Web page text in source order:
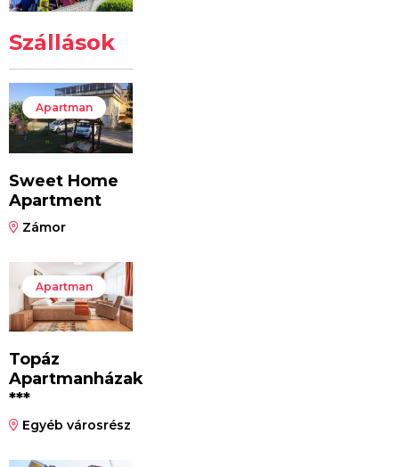
Szállások
Apartman
Sweet Home
Apartment
Zámor
Apartman
Topáz
Apartmanházak
***
Egyéb városrész